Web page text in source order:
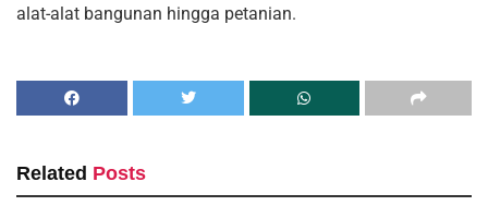
alat-alat bangunan hingga petanian.
Related Posts